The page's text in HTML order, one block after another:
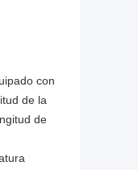
con
de la
de